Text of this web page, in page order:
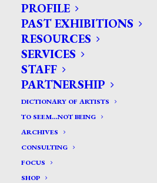
PROFILE
PAST EXHIBITIONS
RESOURCES
SERVICES
STAFF
PARTNERSHIP
DICTIONARY OF ARTISTS
TO SEEM…NOT BEING
ARCHIVES
CONSULTING
FOCUS
SHOP
CERCA TRA GLI ARTISTI:
Search
for:
Bassano Ave